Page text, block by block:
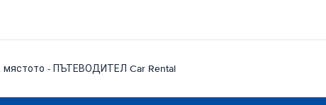
мястото - ПЪТЕВОДИТЕЛ Car Rental